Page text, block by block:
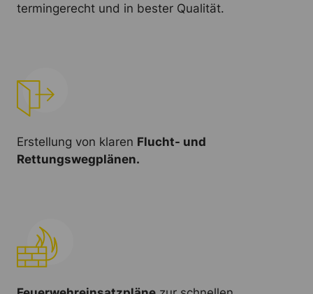
termingerecht und in bester Qualität.
Erstellung von klaren Flucht- und
Rettungswegplänen.